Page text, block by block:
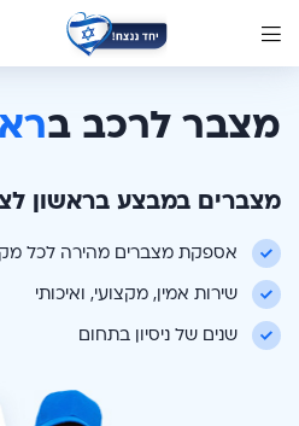
מצבר לרכב ב
מצברים במבצע בראשון
אספקת מצברים מהירה לכל
שירות אמין, מקצועי, ואיכותי
שנים של ניסיון בתחום